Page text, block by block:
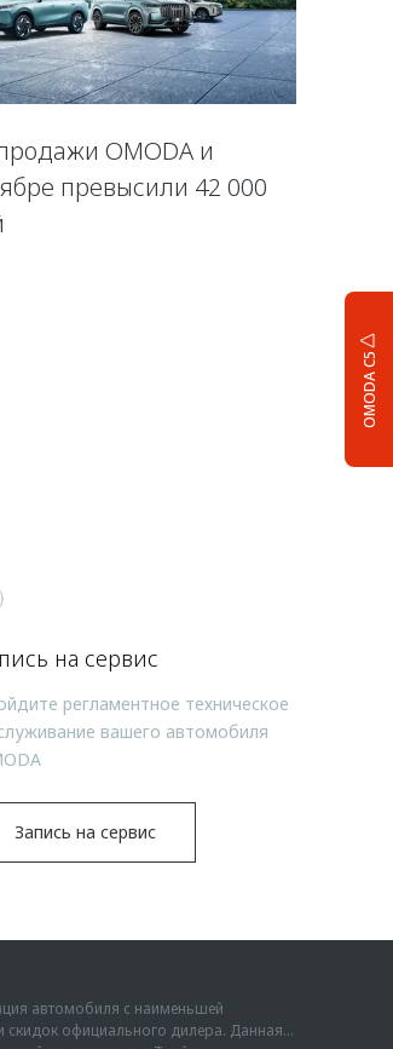
OMODA C5
OMODA и
превысили 42 000
на сервис
регламентное техническое
вашего автомобиля
Запись на сервис
автомобиля с наименьшей
скидок официального дилера. Данная